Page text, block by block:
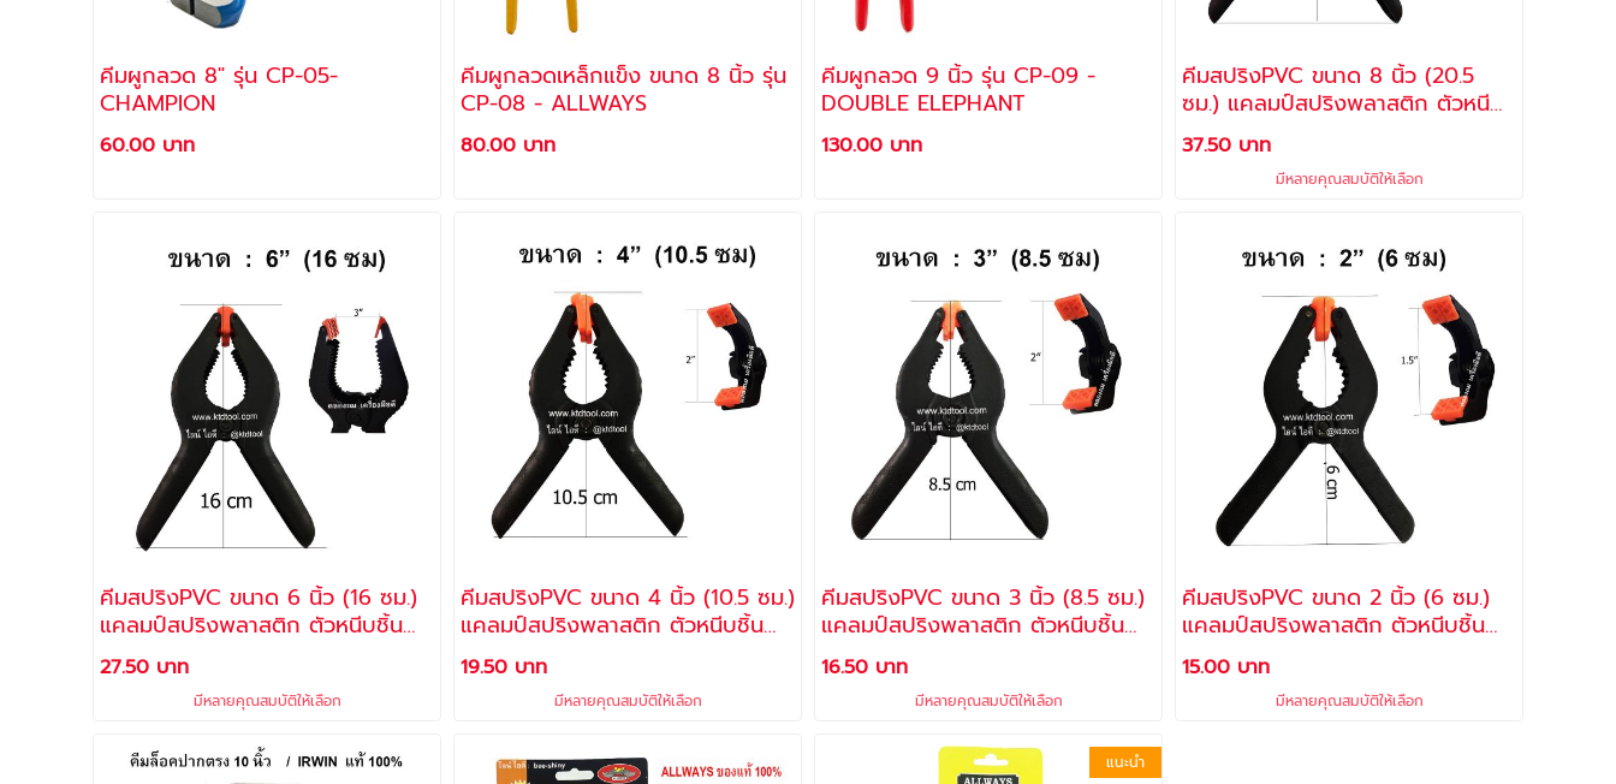
คีมผูกลวด 8" รุ่น CP-05-
CHAMPION
60.00 บาท
คีมผูกลวดเหล็กแข็ง ขนาด 8 นิ้ว รุ่น
CP-08 - ALLWAYS
80.00 บาท
คีมผูกลวด 9 นิ้ว รุ่น CP-09 -
DOUBLE ELEPHANT
130.00 บาท
คีมสปริงPVC ขนาด 8 นิ้ว (20.5
ซม.) แคลมป์สปริงพลาสติก ตัวหนีบ
ชิ้นงาน
37.50 บาท
มีหลายคุณสมบัติให้เลือก
คีมสปริงPVC ขนาด 6 นิ้ว (16 ซม.)
แคลมป์สปริงพลาสติก ตัวหนีบชิ้น
งาน
27.50 บาท
มีหลายคุณสมบัติให้เลือก
คีมสปริงPVC ขนาด 4 นิ้ว (10.5 ซม.)
แคลมป์สปริงพลาสติก ตัวหนีบชิ้น
งาน
19.50 บาท
มีหลายคุณสมบัติให้เลือก
คีมสปริงPVC ขนาด 3 นิ้ว (8.5 ซม.)
แคลมป์สปริงพลาสติก ตัวหนีบชิ้น
งาน
16.50 บาท
มีหลายคุณสมบัติให้เลือก
คีมสปริงPVC ขนาด 2 นิ้ว (6 ซม.)
แคลมป์สปริงพลาสติก ตัวหนีบชิ้น
งาน
15.00 บาท
มีหลายคุณสมบัติให้เลือก
แนะนำ